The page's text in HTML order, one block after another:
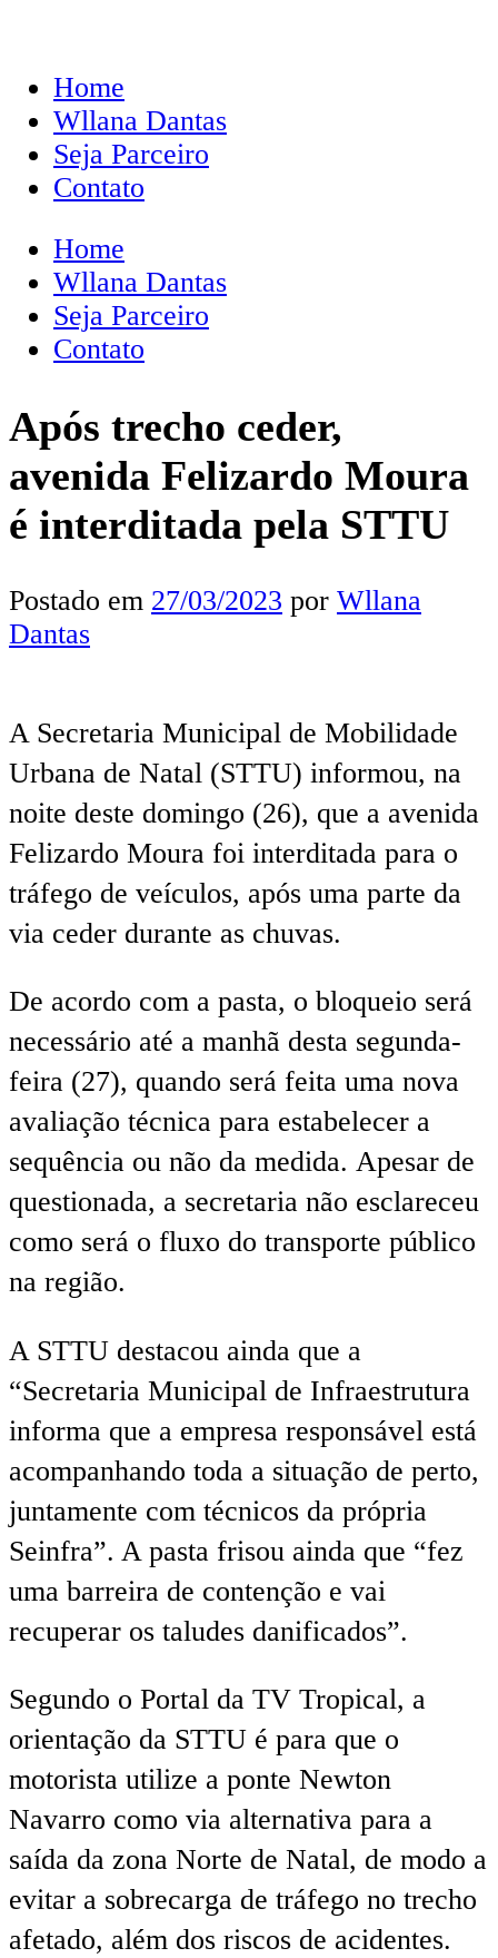
Home
Wllana Dantas
Seja Parceiro
Contato
Home
Wllana Dantas
Seja Parceiro
Contato
Após trecho ceder,
avenida Felizardo Moura
é interditada pela STTU
Postado em 27/03/2023 por Wllana
Dantas
A Secretaria Municipal de Mobilidade
Urbana de Natal (STTU) informou, na
noite deste domingo (26), que a avenida
Felizardo Moura foi interditada para o
tráfego de veículos, após uma parte da
via ceder durante as chuvas.
De acordo com a pasta, o bloqueio será
necessário até a manhã desta segunda-
feira (27), quando será feita uma nova
avaliação técnica para estabelecer a
sequência ou não da medida. Apesar de
questionada, a secretaria não esclareceu
como será o fluxo do transporte público
na região.
A STTU destacou ainda que a
“Secretaria Municipal de Infraestrutura
informa que a empresa responsável está
acompanhando toda a situação de perto,
juntamente com técnicos da própria
Seinfra”. A pasta frisou ainda que “fez
uma barreira de contenção e vai
recuperar os taludes danificados”.
Segundo o Portal da TV Tropical, a
orientação da STTU é para que o
motorista utilize a ponte Newton
Navarro como via alternativa para a
saída da zona Norte de Natal, de modo a
evitar a sobrecarga de tráfego no trecho
afetado, além dos riscos de acidentes.